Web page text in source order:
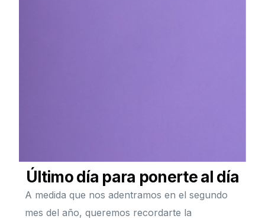
Último día para ponerte al día
A medida que nos adentramos en el segundo
mes del año, queremos recordarte la